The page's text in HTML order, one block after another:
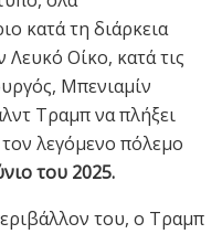
κατά τη διάρκεια
Οίκο, κατά τις
Μπενιαμίν
Τραμπ να πλήξει
λεγόμενο πόλεμο
του 2025.
του, ο Τραμπ